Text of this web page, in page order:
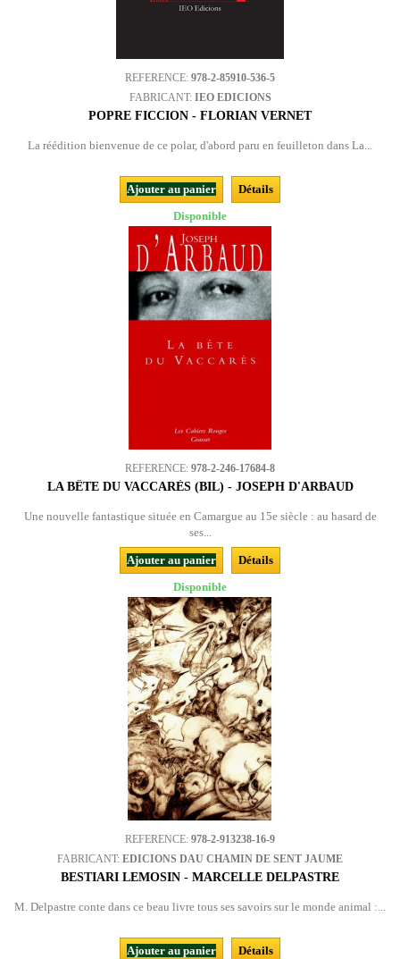
REFERENCE: 978-2-85910-536-5
FABRICANT: IEO EDICIONS
POPRE FICCION - FLORIAN VERNET
La réédition bienvenue de ce polar, d'abord paru en feuilleton dans La...
Ajouter au panier
Détails
Disponible
REFERENCE: 978-2-246-17684-8
LA BÊTE DU VACCARÈS (BIL) - JOSEPH D'ARBAUD
Une nouvelle fantastique située en Camargue au 15e siècle : au hasard de
ses...
Ajouter au panier
Détails
Disponible
REFERENCE: 978-2-913238-16-9
FABRICANT: EDICIONS DAU CHAMIN DE SENT JAUME
BESTIARI LEMOSIN - MARCELLE DELPASTRE
M. Delpastre conte dans ce beau livre tous ses savoirs sur le monde animal :...
Ajouter au panier
Détails